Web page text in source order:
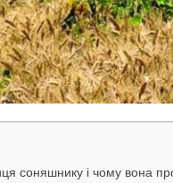
соняшнику і чому вона